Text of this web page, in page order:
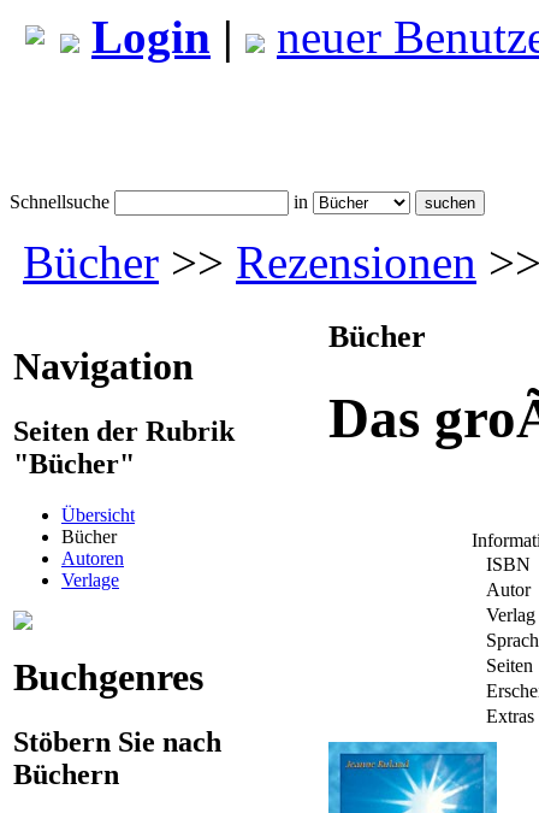
Login | neuer
Schnellsuche in
Bücher >> Rezensionen
Navigation
Seiten der Rubrik
"Bücher"
Übersicht
Bücher
Autoren
Verlage
Buchgenres
Stöbern Sie nach
Büchern
Bücher
Das
ISBN
Autor
Verlag
Seiten
Extras